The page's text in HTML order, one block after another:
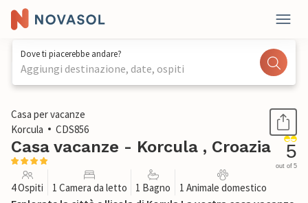
Dove ti piacerebbe andare?
Aggiungi destinazione, date, ospiti
1 / 24
Casa per vacanze
Korcula
CDS856
Casa vacanze - Korcula , Croazia 5
out of 5
4 Ospiti 1 Camera da letto 1 Bagno 1 Animale domestico